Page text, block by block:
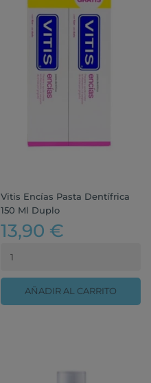
Vitis Encías Pasta Dentífrica
150 Ml Duplo
13,90 €
AÑADIR AL CARRITO